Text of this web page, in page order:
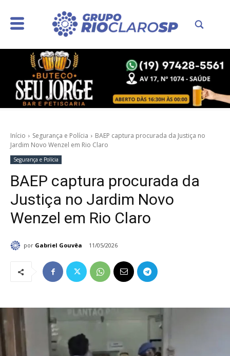
Início Segurança e Polícia
BAEP captura procurada da Justiça no
Jardim Novo Wenzel em Rio Claro
Segurança e Polícia
BAEP captura procurada da
Justiça no Jardim Novo
Wenzel em Rio Claro
por Gabriel Gouvêa 11/05/2026